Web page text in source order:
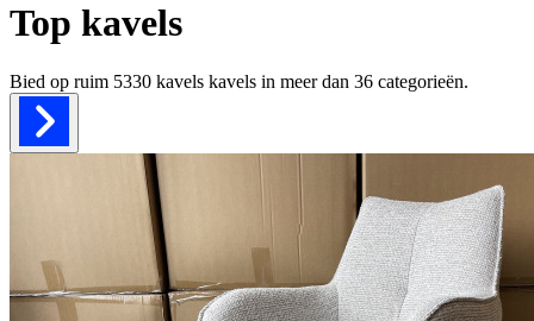
Top kavels
Bied op ruim 5330 kavels kavels in meer dan 36 categorieën.